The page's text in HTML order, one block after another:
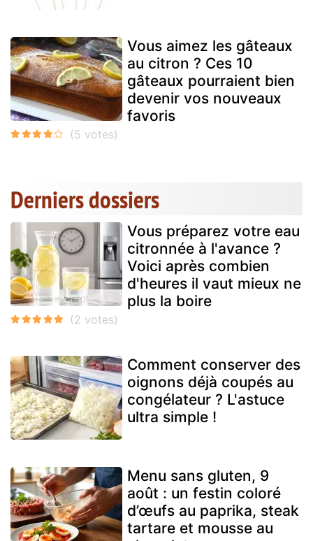
Vous aimez les gâteaux
au citron ? Ces 10
gâteaux pourraient bien
devenir vos nouveaux
favoris
Derniers dossiers
Vous préparez votre eau
citronnée à l'avance ?
Voici après combien
d'heures il vaut mieux ne
plus la boire
Comment conserver des
oignons déjà coupés au
congélateur ? L'astuce
ultra simple !
Menu sans gluten, 9
août : un festin coloré
d’œufs au paprika, steak
tartare et mousse au